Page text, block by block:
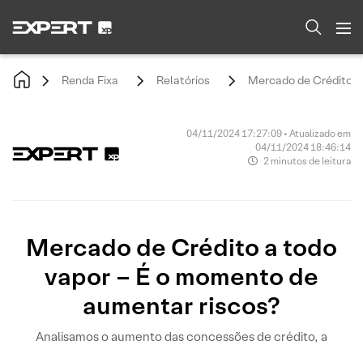
Renda Fixa Relatórios Mercado de Crédito
04/11/2024 17:27:09 • Atualizado em
04/11/2024 18:46:14
2 minutos de leitura
Mercado de Crédito a todo
vapor – É o momento de
aumentar riscos?
Analisamos o aumento das concessões de crédito, a